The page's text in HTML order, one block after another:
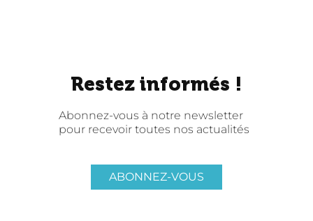
Restez informés !
Abonnez-vous à notre newsletter
pour recevoir toutes nos actualités
ABONNEZ-VOUS